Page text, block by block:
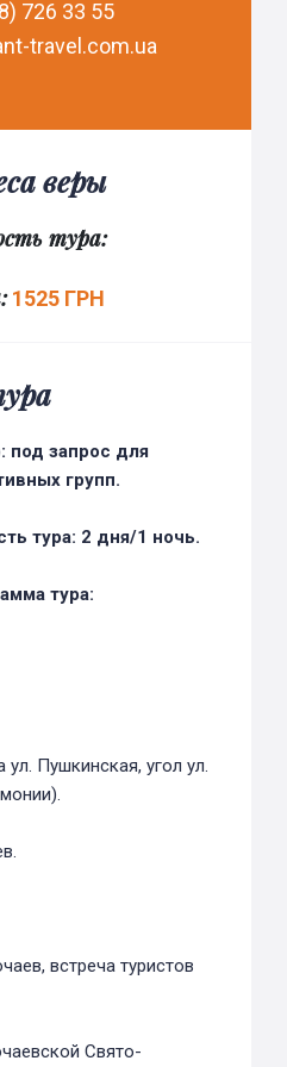
726 33 55
travel.com.ua
веры
тура:
1525 ГРН
под запрос для
групп.
тура: 2 дня/1 ночь.
тура:
ул. Пушкинская, угол ул.
встреча туристов
Свято-